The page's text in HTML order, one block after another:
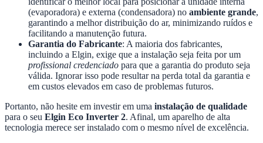
(evaporadora) e externa (condensadora) no ambiente grande,
garantindo a melhor distribuição do ar, minimizando ruídos e
facilitando a manutenção futura.
Garantia do Fabricante: A maioria dos fabricantes,
incluindo a Elgin, exige que a instalação seja feita por um
profissional credenciado para que a garantia do produto seja
válida. Ignorar isso pode resultar na perda total da garantia e
em custos elevados em caso de problemas futuros.
Portanto, não hesite em investir em uma instalação de qualidade
para o seu Elgin Eco Inverter 2. Afinal, um aparelho de alta
tecnologia merece ser instalado com o mesmo nível de excelência.